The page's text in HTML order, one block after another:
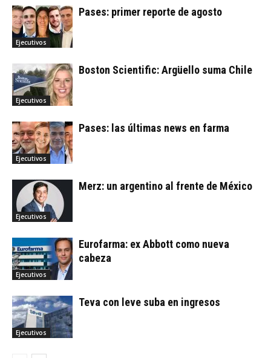
Ejecutivos
Pases: primer reporte de agosto
Ejecutivos
Boston Scientific: Argüello suma Chile
Ejecutivos
Pases: las últimas news en farma
Ejecutivos
Merz: un argentino al frente de México
Ejecutivos
Eurofarma: ex Abbott como nueva
cabeza
Ejecutivos
Teva con leve suba en ingresos